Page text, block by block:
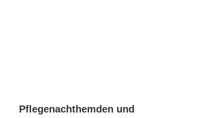
Pflegenachthemden und